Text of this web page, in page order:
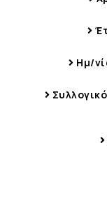
Ημ/